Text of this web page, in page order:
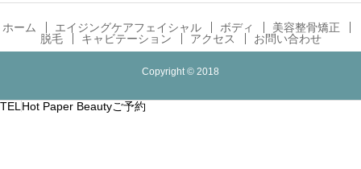
ホーム エイジングケアフェイシャル ボディ
美容整骨矯正
脱毛
キャビテーション アクセス お問い合わせ
Copyright © 2018
TEL Hot Paper Beautyご予約